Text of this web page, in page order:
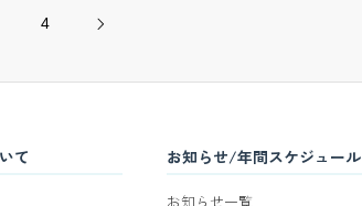
4
て お知らせ/年間スケジュール
お知らせ一覧